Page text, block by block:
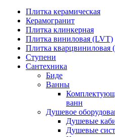
Плитка керамическая
Керамогранит
Плитка клинкерная
Плитка виниловая (LVT)
Плитка кварцвиниловая
Ступени
Сантехника
Биде
Ванны
ванн
Душевое
Душевые
Душевые